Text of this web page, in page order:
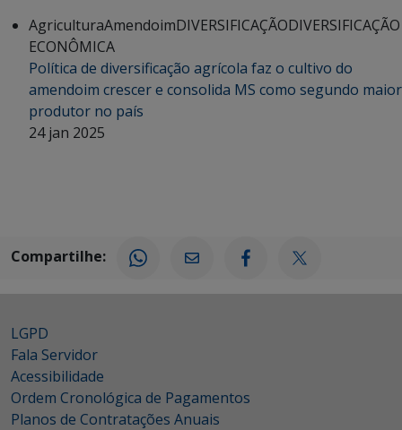
AgriculturaAmendoimDIVERSIFICAÇÃODIVERSIFICAÇÃO
ECONÔMICA
Política de diversificação agrícola faz o cultivo do
amendoim crescer e consolida MS como segundo maior
produtor no país
24 jan 2025
Compartilhe:
LGPD
Fala Servidor
Acessibilidade
Ordem Cronológica de Pagamentos
Planos de Contratações Anuais